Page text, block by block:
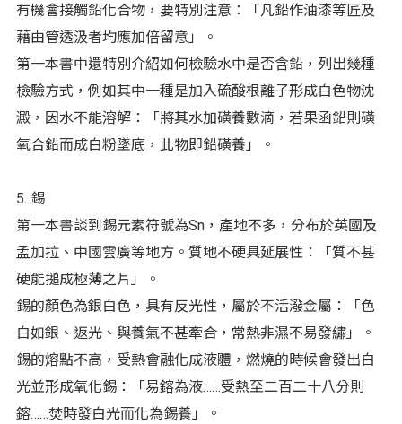
有機會接觸鉛化合物，要特別注意：「凡鉛作油漆等匠及
藉由管透汲者均應加倍留意」。
第一本書中還特別介紹如何檢驗水中是否含鉛，列出幾種
檢驗方式，例如其中一種是加入硫酸根離子形成白色物沈
澱，因水不能溶解：「將其水加磺養數滴，若果函鉛則磺
氧合鉛而成白粉墜底，此物即鉛磺養」。
5. 錫
第一本書談到錫元素符號為Sn，產地不多，分布於英國及
孟加拉、中國雲廣等地方。質地不硬具延展性：「質不甚
硬能搥成極薄之片」。
錫的顏色為銀白色，具有反光性，屬於不活潑金屬：「色
白如銀、返光、與養氣不甚牽合，常熱非濕不易發繡」。
錫的熔點不高，受熱會融化成液體，燃燒的時候會發出白
光並形成氧化錫：「易鎔為液……受熱至二百二十八分則
鎔……焚時發白光而化為錫養」。